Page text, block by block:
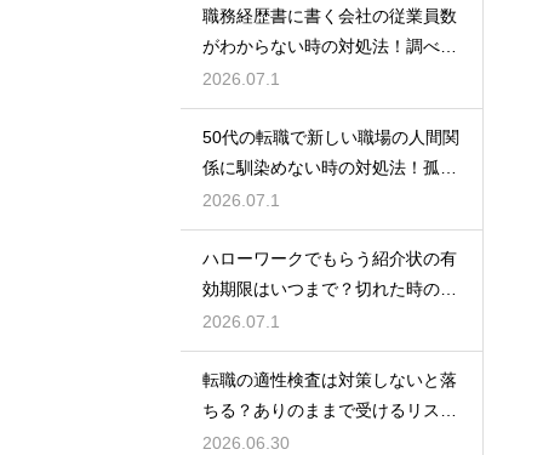
職務経歴書に書く会社の従業員数
がわからない時の対処法！調べ方
や正しい書き方
2026.07.1
50代の転職で新しい職場の人間関
係に馴染めない時の対処法！孤立
を防ぐためのコツ
2026.07.1
ハローワークでもらう紹介状の有
効期限はいつまで？切れた時の再
発行や対処法
2026.07.1
転職の適性検査は対策しないと落
ちる？ありのままで受けるリスク
と最低限の準備
2026.06.30